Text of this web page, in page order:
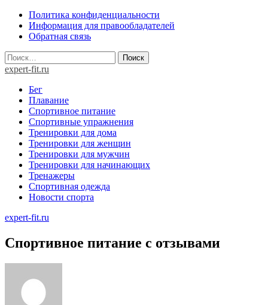
Skip
content
Политика конфиденциальности
Информация для правообладателей
Обратная связь
Найти:
expert-fit.ru
Бег
Плавание
Спортивное питание
Спортивные упражнения
Тренировки для дома
Тренировки для женщин
Тренировки для мужчин
Тренировки для начинающих
Тренажеры
Спортивная одежда
Новости спорта
expert-fit.ru
Спортивное питание с отзывами